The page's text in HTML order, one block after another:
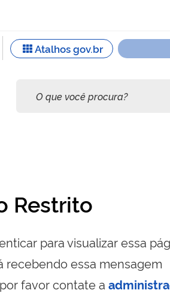
Restrito
para visualizar essa
recebendo essa mensagem
favor contate a